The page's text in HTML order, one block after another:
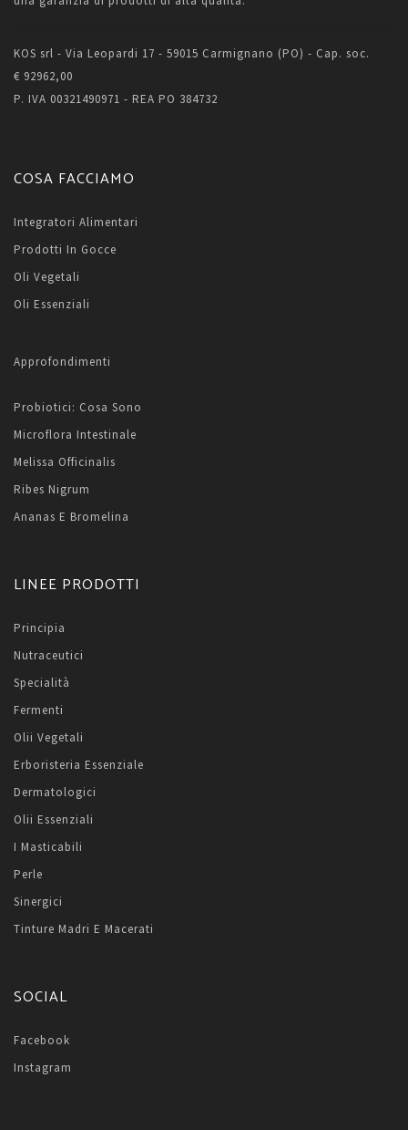
KOS srl - Via Leopardi 17 - 59015 Carmignano (PO) - Cap. soc.
€ 92962,00
P. IVA 00321490971 - REA PO 384732
COSA FACCIAMO
Integratori Alimentari
Prodotti In Gocce
Oli Vegetali
Oli Essenziali
Approfondimenti
Probiotici: Cosa Sono
Microflora Intestinale
Melissa Officinalis
Ribes Nigrum
Ananas E Bromelina
LINEE PRODOTTI
Principia
Nutraceutici
Specialità
Fermenti
Olii Vegetali
Erboristeria Essenziale
Dermatologici
Olii Essenziali
I Masticabili
Perle
Sinergici
Tinture Madri E Macerati
SOCIAL
Facebook
Instagram